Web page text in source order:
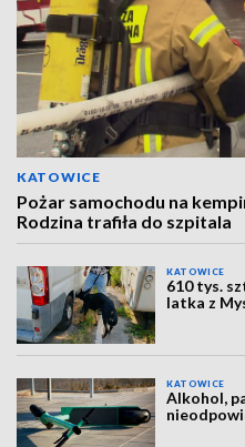
KATOWICE
Pożar samochodu na
Rodzina trafiła do szpitala
KATOWICE
610 tys.
latka z
KATOWICE
Alkohol,